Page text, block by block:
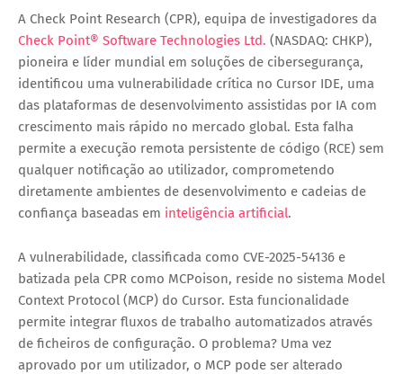
Check Point® Software Technologies Ltd. (NASDAQ: CHKP),
pioneira e líder mundial em soluções de cibersegurança,
identificou uma vulnerabilidade crítica no Cursor IDE, uma
das plataformas de desenvolvimento assistidas por IA com
crescimento mais rápido no mercado global. Esta falha
permite a execução remota persistente de código (RCE) sem
qualquer notificação ao utilizador, comprometendo
diretamente ambientes de desenvolvimento e cadeias de
confiança baseadas em inteligência artificial.
A vulnerabilidade, classificada como CVE-2025-54136 e
batizada pela CPR como MCPoison, reside no sistema Model
Context Protocol (MCP) do Cursor. Esta funcionalidade
permite integrar fluxos de trabalho automatizados através
de ficheiros de configuração. O problema? Uma vez
aprovado por um utilizador, o MCP pode ser alterado